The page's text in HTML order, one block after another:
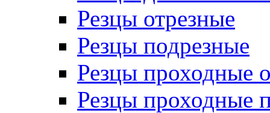
Резцы отрезные
Резцы подрезные
Резцы проходные
Резцы проходные